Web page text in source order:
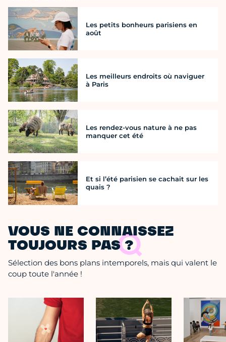
Les petits bonheurs parisiens en
août
Les meilleurs endroits où naviguer
à Paris
Les rendez-vous nature à ne pas
manquer cet été
Et si l’été parisien se cachait sur les
quais ?
VOUS NE CONNAISSEZ
TOUJOURS PAS ?
Sélection des bons plans intemporels, mais qui valent le
coup toute l'année !